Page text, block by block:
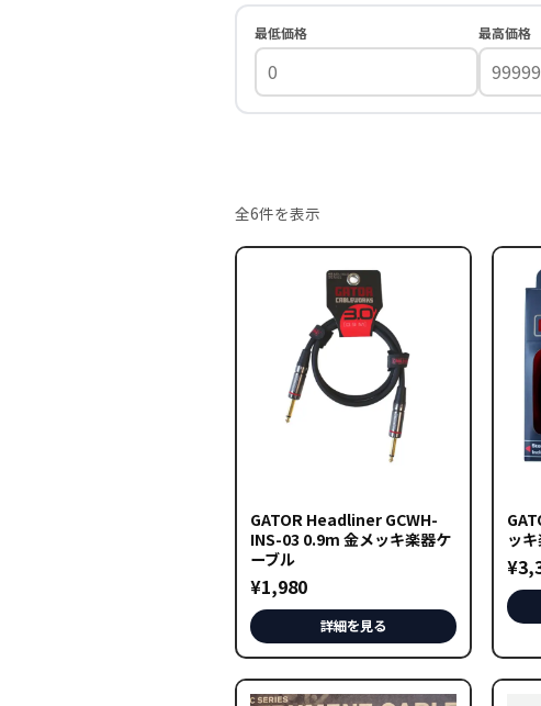
最低価格 最高価格
全6件を表示
順
GATOR Headliner GCWH-
INS-03 0.9m 金メッキ楽器ケ
ーブル
¥1,980
詳細を見る
ッ
¥